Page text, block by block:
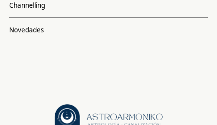
Channelling
Novedades